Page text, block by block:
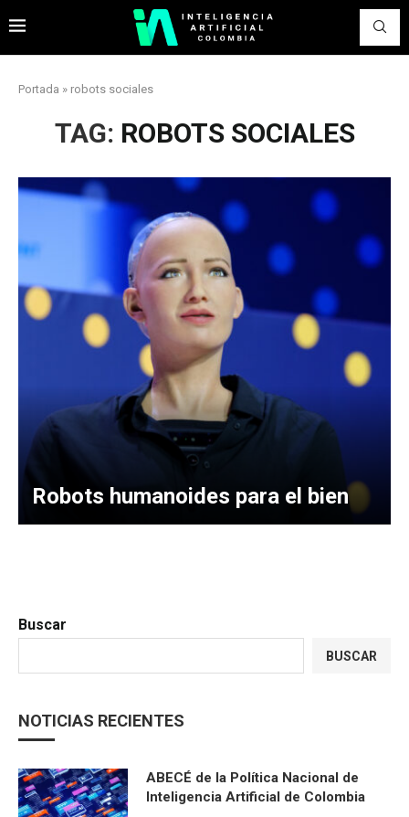
Portada » robots sociales
TAG: ROBOTS SOCIALES
Robots humanoides para el bien
Buscar
BUSCAR
NOTICIAS RECIENTES
ABECÉ de la Política Nacional de
Inteligencia Artificial de Colombia